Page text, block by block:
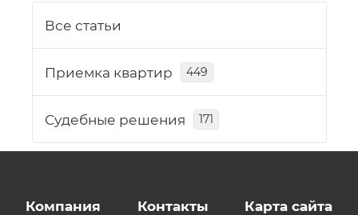
Все статьи
Приемка квартир 449
Судебные решения 171
Компания Контакты Карта сайта